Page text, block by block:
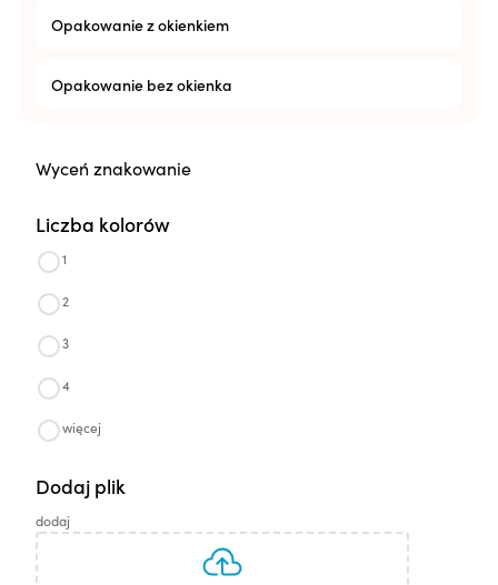
Opakowanie z okienkiem
Opakowanie bez okienka
Wyceń znakowanie
Liczba kolorów
1
2
3
4
więcej
Dodaj plik
dodaj